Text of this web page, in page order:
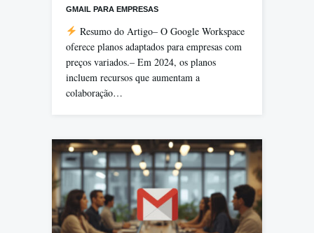
GMAIL PARA EMPRESAS
Resumo do Artigo– O Google Workspace
oferece planos adaptados para empresas com
preços variados.– Em 2024, os planos
incluem recursos que aumentam a
colaboração…